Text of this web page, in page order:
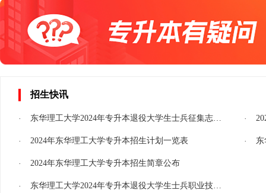
招生快讯
东华理工大学2024年专升本退役大学生士兵征集志愿综合考查考生须知
2024年东华理工大学专升本招生计划一览表
2024年东华理工大学专升本招生简章公布
东华理工大学2024年专升本退役大学生士兵职业技能考查考生须知
东